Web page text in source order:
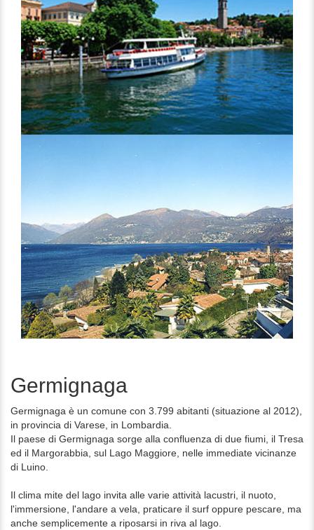
Germignaga
Germignaga è un comune con 3.799 abitanti (situazione al 2012),
in provincia di Varese, in Lombardia.
Il paese di Germignaga sorge alla confluenza di due fiumi, il Tresa
ed il Margorabbia, sul Lago Maggiore, nelle immediate vicinanze
di Luino.
Il clima mite del lago invita alle varie attività lacustri, il nuoto,
l'immersione, l'andare a vela, praticare il surf oppure pescare, ma
anche semplicemente a riposarsi in riva al lago.